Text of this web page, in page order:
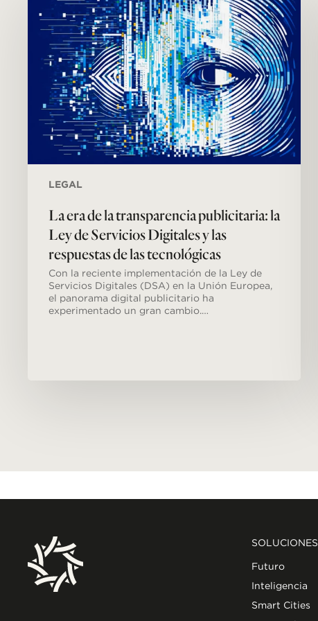
LEGAL
transparencia
publicitaria:
Servicios
Digitales
respuestas
tecnológicas
La era de la transparencia publicitaria: la
Ley de Servicios Digitales y las
respuestas de las tecnológicas
Con la reciente implementación de la Ley de
Servicios Digitales (DSA) en la Unión Europea,
el panorama digital publicitario ha
experimentado un gran cambio.…
SOLUCIONES
Futuro
Inteligencia
Smart Cities